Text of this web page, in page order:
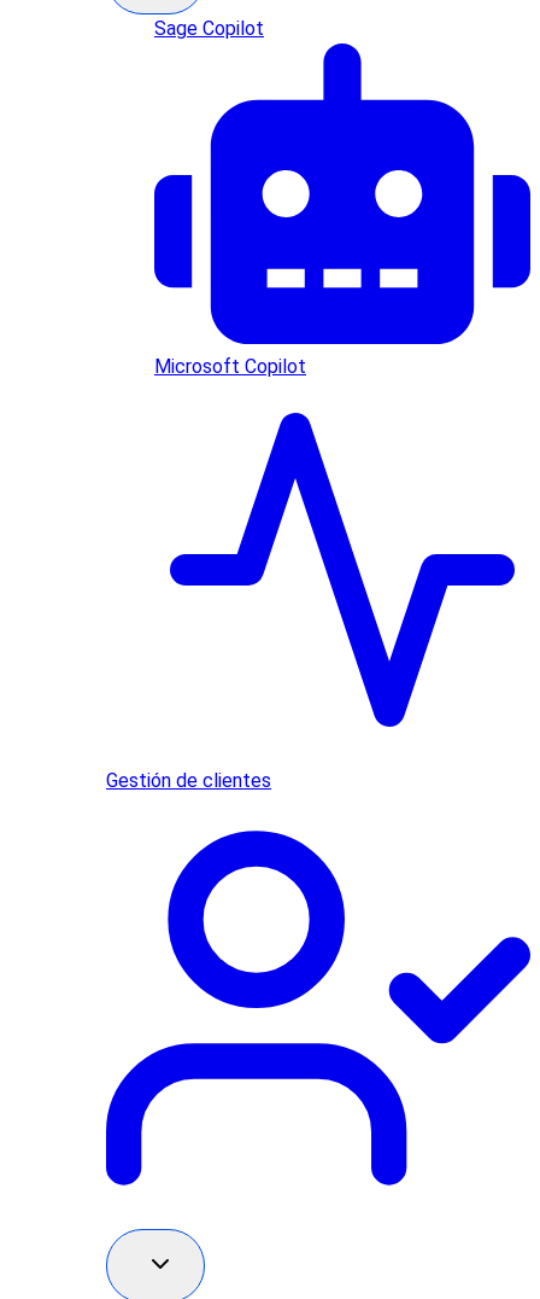
Sage Copilot
Microsoft Copilot
Gestión de clientes